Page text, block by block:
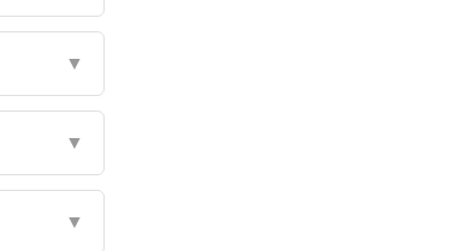
▼
▼
▼